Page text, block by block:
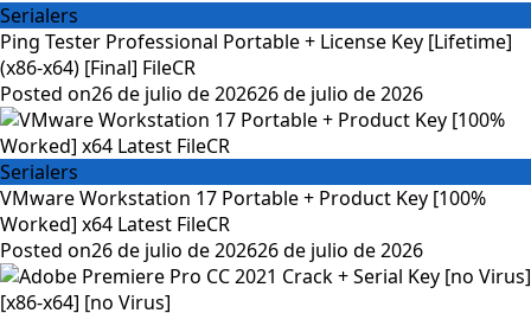
Serialers
Ping Tester Professional Portable + License Key [Lifetime]
(x86-x64) [Final] FileCR
Posted on26 de julio de 202626 de julio de 2026
Serialers
VMware Workstation 17 Portable + Product Key [100%
Worked] x64 Latest FileCR
Posted on26 de julio de 202626 de julio de 2026